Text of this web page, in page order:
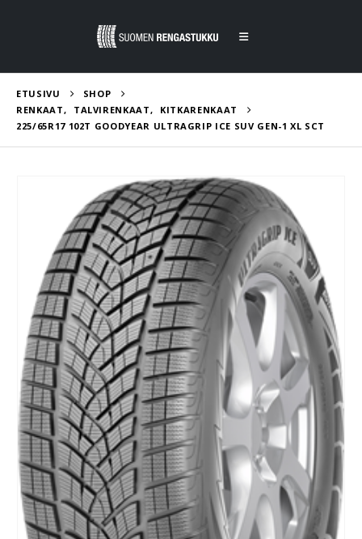
ETUSIVU
SHOP
RENKAAT, TALVIRENKAAT,
KITKARENKAAT
225/65R17 102T GOODYEAR ULTRAGRIP ICE SUV GEN-1 XL SCT